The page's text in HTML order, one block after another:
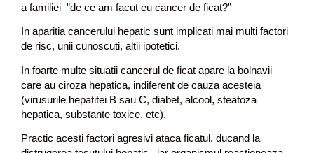
a familiei ”de ce am facut eu cancer de ficat?”
In aparitia cancerului hepatic sunt implicati mai multi factori
de risc, unii cunoscuti, altii ipotetici.
In foarte multe situatii cancerul de ficat apare la bolnavii
care au ciroza hepatica, indiferent de cauza acesteia
(virusurile hepatitei B sau C, diabet, alcool, steatoza
hepatica, substante toxice, etc).
Practic acesti factori agresivi ataca ficatul, ducand la